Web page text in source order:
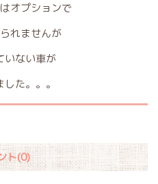
オプションで
れませんが
いない車が
た。。。
ト(0)